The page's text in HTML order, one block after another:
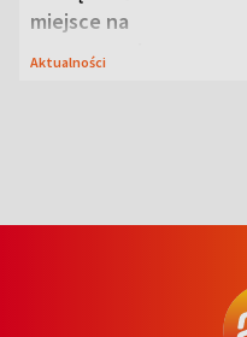
miejsce na
wypoczynek
Aktualności